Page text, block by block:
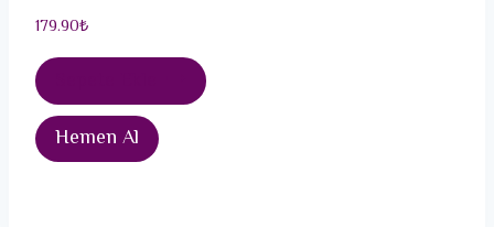
179.90₺
Hemen Al